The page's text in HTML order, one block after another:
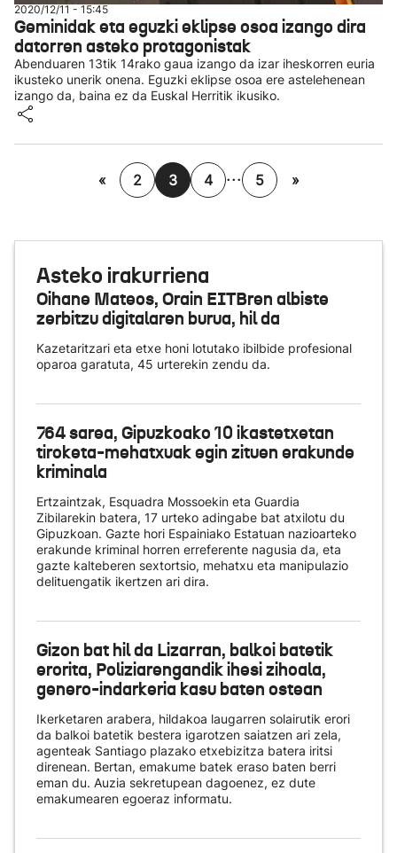
2020/12/11 - 15:45
Geminidak eta eguzki eklipse osoa izango dira
datorren asteko protagonistak
Abenduaren 13tik 14rako gaua izango da izar iheskorren euria
ikusteko unerik onena. Eguzki eklipse osoa ere astelehenean
izango da, baina ez da Euskal Herritik ikusiko.
« 2 3 4 ... 5 »
Asteko irakurriena
Oihane Mateos, Orain EITBren albiste
zerbitzu digitalaren burua, hil da
Kazetaritzari eta etxe honi lotutako ibilbide profesional
oparoa garatuta, 45 urterekin zendu da.
764 sarea, Gipuzkoako 10 ikastetxetan
tiroketa-mehatxuak egin zituen erakunde
kriminala
Ertzaintzak, Esquadra Mossoekin eta Guardia
Zibilarekin batera, 17 urteko adingabe bat atxilotu du
Gipuzkoan. Gazte hori Espainiako Estatuan nazioarteko
erakunde kriminal horren erreferente nagusia da, eta
gazte kalteberen sextortsio, mehatxu eta manipulazio
delituengatik ikertzen ari dira.
Gizon bat hil da Lizarran, balkoi batetik
erorita, Poliziarengandik ihesi zihoala,
genero-indarkeria kasu baten ostean
Ikerketaren arabera, hildakoa laugarren solairutik erori
da balkoi batetik bestera igarotzen saiatzen ari zela,
agenteak Santiago plazako etxebizitza batera iritsi
direnean. Bertan, emakume batek eraso baten berri
eman du. Auzia sekretupean dagoenez, ez dute
emakumearen egoeraz informatu.